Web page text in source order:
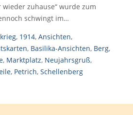
zuhause“ wurde zum
schwingt im…
, 1914, Ansichten,
, Basilika-Ansichten, Berg,
, Marktplatz, Neujahrsgruß,
, Petrich, Schellenberg